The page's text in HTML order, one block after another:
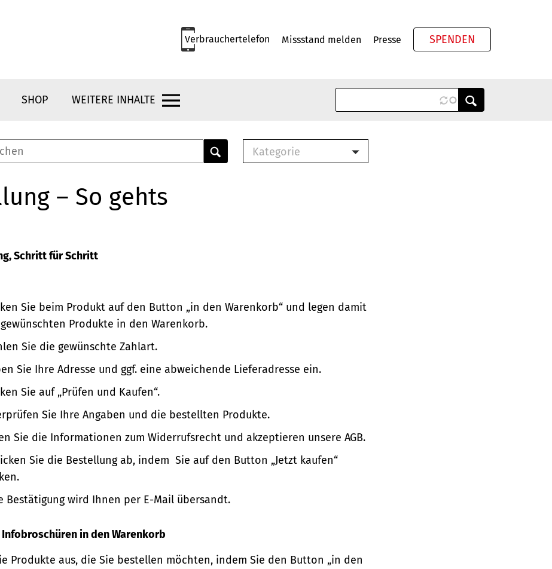
Verbrauchertelefon Missstand melden Presse SPENDEN
SHOP WEITERE INHALTE
Kategorie
– So gehts
Schritt für Schritt
Sie beim Produkt auf den Button „in den Warenkorb“ und legen damit
Produkte in den Warenkorb.
Sie die gewünschte Zahlart.
Sie Ihre Adresse und ggf. eine abweichende Lieferadresse ein.
Sie auf „Prüfen und Kaufen“.
Sie Ihre Angaben und die bestellten Produkte.
Sie die Informationen zum Widerrufsrecht und akzeptieren unsere AGB.
Sie die Bestellung ab, indem Sie auf den Button „Jetzt kaufen“
Bestätigung wird Ihnen per E-Mail übersandt.
Infobroschüren in den Warenkorb
Produkte aus, die Sie bestellen möchten, indem Sie den Button „in den